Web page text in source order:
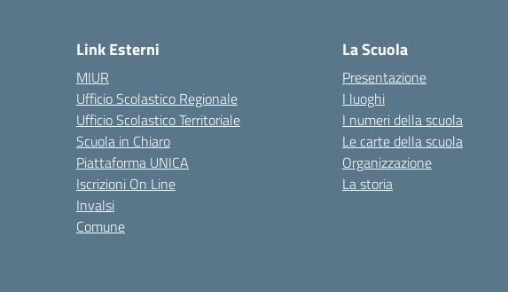
Link Esterni
MIUR
Ufficio Scolastico Regionale
Ufficio Scolastico Territoriale
Scuola in Chiaro
Piattaforma UNICA
Iscrizioni On Line
Invalsi
Comune
La Scuola
Presentazione
I luoghi
I numeri della scuola
Le carte della scuola
Organizzazione
La storia